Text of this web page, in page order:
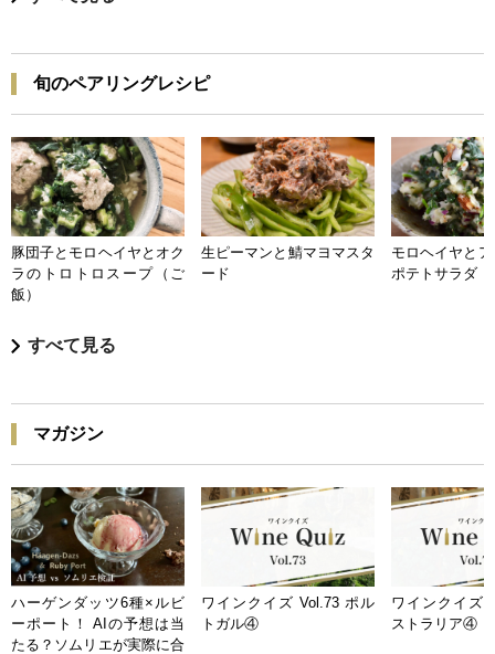
旬のペアリングレシピ
豚団子とモロヘイヤとオク
ラのトロトロスープ（ご
飯）
生ピーマンと鯖マヨマスタ
ード
モロヘイヤと
ポテトサラダ
すべて見る
マガジン
ハーゲンダッツ6種×ルビ
ーポート！ AIの予想は当
たる？ソムリエが実際に合
ワインクイズ Vol.73 ポル
トガル④
ワインクイズ
ストラリア④